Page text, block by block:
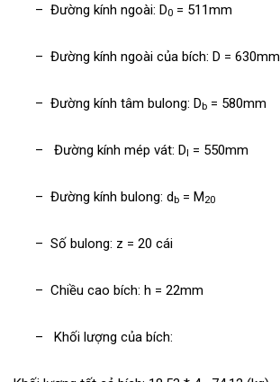
– Đường kính ngoài: D0 = 511mm
– Đường kính ngoài của bích: D = 630mm
– Đường kính tâm bulong: Db = 580mm
– Đường kính mép vát: D = 550mm
– Đường kính bulong: db = M20
– Số bulong: z = 20 cái
– Chiều cao bích: h = 22mm
– Khối lượng của bích: